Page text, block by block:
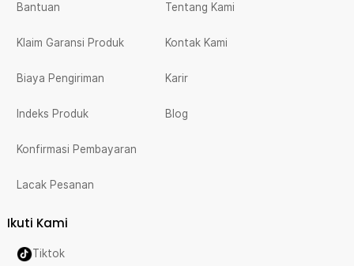
Bantuan
Klaim Garansi Produk
Biaya Pengiriman
Indeks Produk
Konfirmasi Pembayaran
Lacak Pesanan
Tentang Kami
Kontak Kami
Karir
Blog
Ikuti Kami
Tiktok